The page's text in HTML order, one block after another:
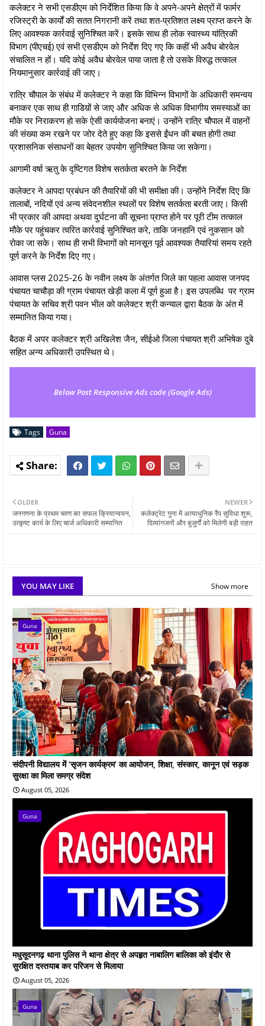
कलेक्टर ने सभी एसडीएम को निर्देशित किया कि वे अपने-अपने क्षेत्रों में फार्मर
रजिस्ट्री के कार्यों की सतत निगरानी करें तथा शत-प्रतिशत लक्ष्य प्राप्त करने के
लिए आवश्यक कार्रवाई सुनिश्चित करें। इसके साथ ही लोक स्वास्थ्य यांत्रिकी
विभाग (पीएचई) एवं सभी एसडीएम को निर्देश दिए गए कि कहीं भी अवैध बोरवेल
संचालित न हों। यदि कोई अवैध बोरवेल पाया जाता है तो उसके विरुद्ध तत्काल
नियमानुसार कार्रवाई की जाए।
रात्रि चौपाल के संबंध में कलेक्टर ने कहा कि विभिन्न विभागों के अधिकारी समन्वय
बनाकर एक साथ ही गाडिय़ों से जाए और अधिक से अधिक विभागीय समस्याओं का
मौके पर निराकरण हो सके ऐसी कार्ययोजना बनाएं। उन्होंने रात्रि चौपाल में वाहनों
की संख्या कम रखने पर जोर देते हुए कहा कि इससे ईंधन की बचत होगी तथा
प्रशासनिक संसाधनों का बेहतर उपयोग सुनिश्चित किया जा सकेगा।
आगामी वर्षा ऋतु के दृष्टिगत विशेष सतर्कता बरतने के निर्देश
कलेक्टर ने आपदा प्रबंधन की तैयारियों की भी समीक्षा की। उन्होंने निर्देश दिए कि
तालाबों, नदियों एवं अन्य संवेदनशील स्थलों पर विशेष सतर्कता बरती जाए। किसी
भी प्रकार की आपदा अथवा दुर्घटना की सूचना प्राप्त होने पर पूरी टीम तत्काल
मौके पर पहुंचकर त्वरित कार्रवाई सुनिश्चित करे, ताकि जनहानि एवं नुकसान को
रोका जा सके। साथ ही सभी विभागों को मानसून पूर्व आवश्यक तैयारियां समय रहते
पूर्ण करने के निर्देश दिए गए।
आवास प्लस 2025-26 के नवीन लक्ष्य के अंतर्गत जिले का पहला आवास जनपद
पंचायत चाचौड़ा की ग्राम पंचायत खेड़ी कला में पूर्ण हुआ है। इस उपलब्धि पर ग्राम
पंचायत के सचिव श्री पवन भील को कलेक्‍टर श्री कन्‍याल द्वारा बैठक के अंत में
सम्‍मानित किया गया।
बैठक में अपर कलेक्‍टर श्री अखिलेश जैन, सीईओ जिला पंचायत श्री अभिषेक दुबे
सहित अन्‍य अधिकारी उपस्थित थे।
Below Post Responsive Ads code (Google Ads)
Tags Guna
NEWER
कलेक्ट्रेट गुना में अत्याधुनिक रैंप सुविधा शुरू,
दिव्यांगजनों और बुजुर्गों को मिलेगी बड़ी राहत
OLDER
जनगणना के प्रथम चरण का सफल क्रियान्वयन,
उत्कृष्ट कार्य के लिए चार्ज अधिकारी सम्मानित
YOU MAY LIKE Show more
Guna
संदीपनी विद्यालय में ‘सृजन कार्यक्रम’ का आयोजन, शिक्षा, संस्कार, कानून एवं सड़क
सुरक्षा का मिला समग्र संदेश
August 05, 2026
Guna
मधुसूदनगढ़ थाना पुलिस ने थाना क्षेत्र से अपहृत नाबालिग बालिका को इंदौर से
सुरक्षित दस्तयाब कर परिजन से मिलाया
August 05, 2026
Guna